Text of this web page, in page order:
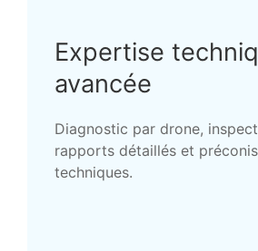
Expertise
avancée
Diagnostic par drone,
rapports détaillés et
techniques.